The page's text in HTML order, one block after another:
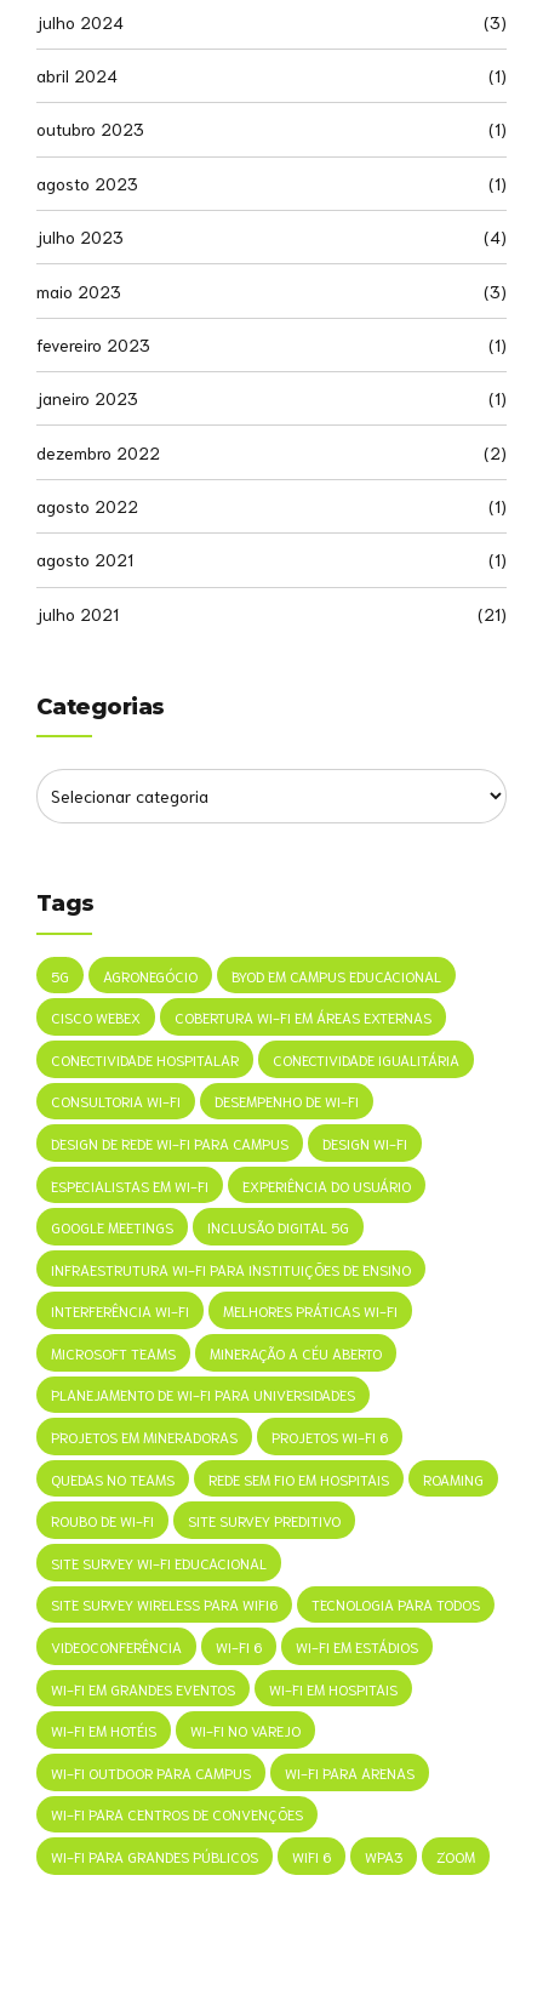
julho 2024 (3)
abril 2024 (1)
outubro 2023 (1)
agosto 2023 (1)
julho 2023 (4)
maio 2023 (3)
fevereiro 2023 (1)
janeiro 2023 (1)
dezembro 2022 (2)
agosto 2022 (1)
agosto 2021 (1)
julho 2021 (21)
Categorias
Tags
5G AGRONEGÓCIO BYOD EM CAMPUS EDUCACIONAL
CISCO WEBEX COBERTURA WI-FI EM ÁREAS EXTERNAS
CONECTIVIDADE HOSPITALAR CONECTIVIDADE IGUALITÁRIA
CONSULTORIA WI-FI DESEMPENHO DE WI-FI
DESIGN DE REDE WI-FI PARA CAMPUS DESIGN WI-FI
ESPECIALISTAS EM WI-FI EXPERIÊNCIA DO USUÁRIO
GOOGLE MEETINGS INCLUSÃO DIGITAL 5G
INFRAESTRUTURA WI-FI PARA INSTITUIÇÕES DE ENSINO
INTERFERÊNCIA WI-FI MELHORES PRÁTICAS WI-FI
MICROSOFT TEAMS MINERAÇÃO A CÉU ABERTO
PLANEJAMENTO DE WI-FI PARA UNIVERSIDADES
PROJETOS EM MINERADORAS PROJETOS WI-FI 6
QUEDAS NO TEAMS REDE SEM FIO EM HOSPITAIS ROAMING
ROUBO DE WI-FI SITE SURVEY PREDITIVO
SITE SURVEY WI-FI EDUCACIONAL
SITE SURVEY WIRELESS PARA WIFI6 TECNOLOGIA PARA TODOS
VIDEOCONFERÊNCIA WI-FI 6 WI-FI EM ESTÁDIOS
WI-FI EM GRANDES EVENTOS WI-FI EM HOSPITAIS
WI-FI EM HOTÉIS WI-FI NO VAREJO
WI-FI OUTDOOR PARA CAMPUS WI-FI PARA ARENAS
WI-FI PARA CENTROS DE CONVENÇÕES
WI-FI PARA GRANDES PÚBLICOS WIFI 6 WPA3 ZOOM